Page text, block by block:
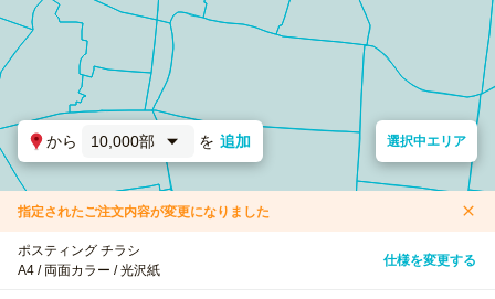
から 10,000部 を 追加 選択中エリア
指定されたご注文内容が変更になりました
ポスティング チラシ
A4 / 両面カラー / 光沢紙
仕様を変更する